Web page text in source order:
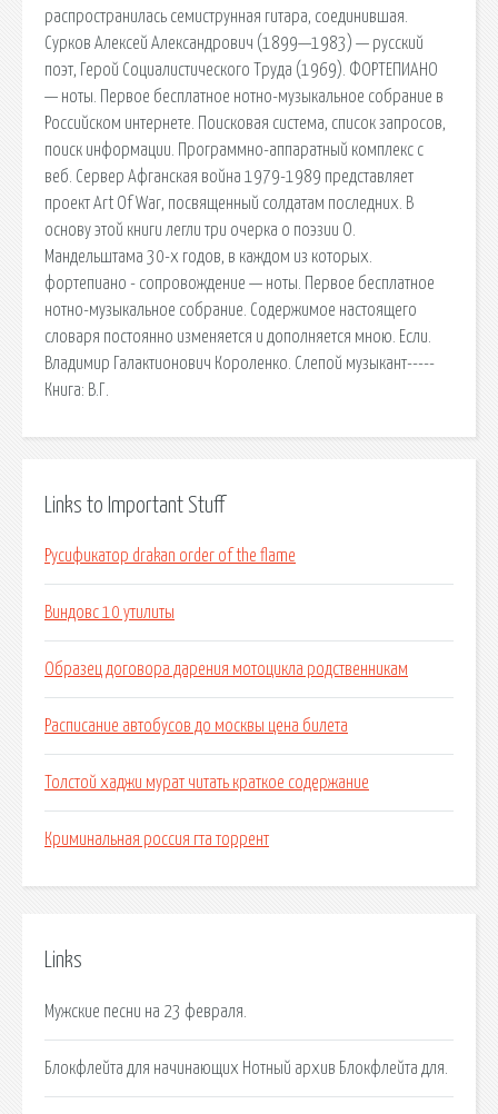
распространилась семиструнная гитара, соединившая.
Сурков Алексей Александрович (1899—1983) — русский
поэт, Герой Социалистического Труда (1969). ФОРТЕПИАНО
— ноты. Первое бесплатное нотно-музыкальное собрание в
Российском интернете. Поисковая сиcтема, список запросов,
поиск информации. Программно-аппаратный комплекс с
веб. Сервер Афганская война 1979-1989 представляет
проект Art Of War, посвященный солдатам последних. В
основу этой книги легли три очерка о поэзии О.
Мандельштама 30-х годов, в каждом из которых.
фортепиано - сопровождение — ноты. Первое бесплатное
нотно-музыкальное собрание. Содержимое настоящего
словаря постоянно изменяется и дополняется мною. Если.
Владимир Галактионович Короленко. Слепой музыкант-----
Книга: В.Г.
Links to Important Stuff
Русификатор drakan order of the flame
Виндовс 10 утилиты
Образец договора дарения мотоцикла родственникам
Расписание автобусов до москвы цена билета
Толстой хаджи мурат читать краткое содержание
Криминальная россия гта торрент
Links
Мужские песни на 23 февраля.
Блокфлейта для начинающих Нотный архив Блокфлейта для.